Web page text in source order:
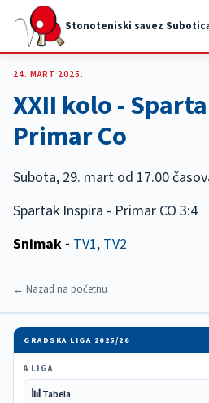
Stonoteniski savez
24. MART 2025.
XXII kolo -
Primar Co
Subota, 29. mart od 17.00
Spartak Inspira - Primar CO 3:4
Snimak - TV1, TV2
← Nazad na početnu
GRADSKA LIGA 2025/26
A LIGA
📊Tabela